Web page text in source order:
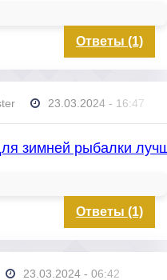
Ответы (1)
23.03.2024 - 16:47
зимней рыбалки
Ответы (1)
23.03.2024 - 06:42